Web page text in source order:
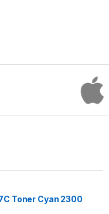
Toner Cyan 2300